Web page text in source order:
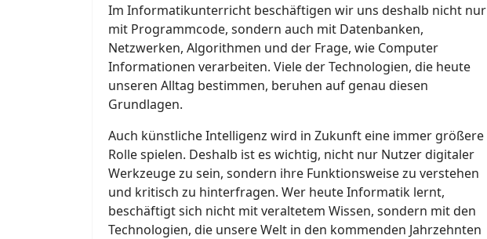
Im Informatikunterricht beschäftigen wir uns deshalb nicht nur
mit Programmcode, sondern auch mit Datenbanken,
Netzwerken, Algorithmen und der Frage, wie Computer
Informationen verarbeiten. Viele der Technologien, die heute
unseren Alltag bestimmen, beruhen auf genau diesen
Grundlagen.
Auch künstliche Intelligenz wird in Zukunft eine immer größere
Rolle spielen. Deshalb ist es wichtig, nicht nur Nutzer digitaler
Werkzeuge zu sein, sondern ihre Funktionsweise zu verstehen
und kritisch zu hinterfragen. Wer heute Informatik lernt,
beschäftigt sich nicht mit veraltetem Wissen, sondern mit den
Technologien, die unsere Welt in den kommenden Jahrzehnten